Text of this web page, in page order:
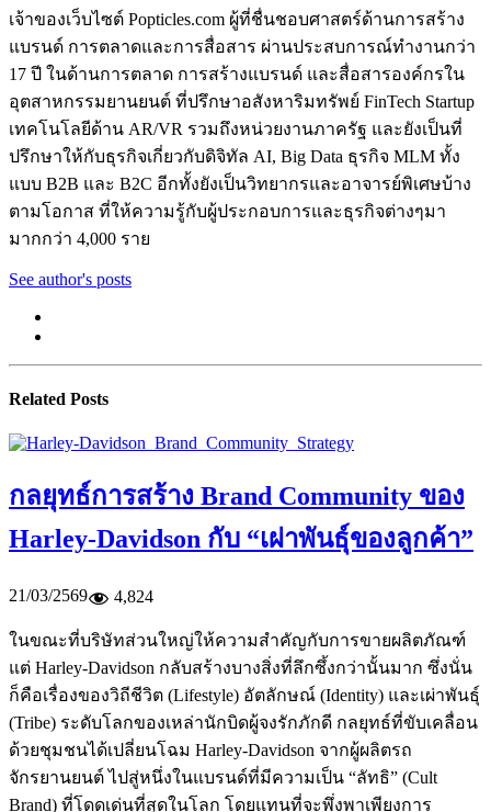
เจ้าของเว็บไซต์ Popticles.com ผู้ที่ชื่นชอบศาสตร์ด้านการสร้าง
แบรนด์ การตลาดและการสื่อสาร ผ่านประสบการณ์ทำงานกว่า
17 ปี ในด้านการตลาด การสร้างแบรนด์ และสื่อสารองค์กรใน
อุตสาหกรรมยานยนต์ ที่ปรึกษาอสังหาริมทรัพย์ FinTech Startup
เทคโนโลยีด้าน AR/VR รวมถึงหน่วยงานภาครัฐ และยังเป็นที่
ปรึกษาให้กับธุรกิจเกี่ยวกับดิจิทัล AI, Big Data ธุรกิจ MLM ทั้ง
แบบ B2B และ B2C อีกทั้งยังเป็นวิทยากรและอาจารย์พิเศษบ้าง
ตามโอกาส ที่ให้ความรู้กับผู้ประกอบการและธุรกิจต่างๆมา
มากกว่า 4,000 ราย
See author's posts
Related Posts
กลยุทธ์การสร้าง Brand Community ของ
Harley-Davidson กับ “เผ่าพันธุ์ของลูกค้า”
21/03/2569 4,824
ในขณะที่บริษัทส่วนใหญ่ให้ความสำคัญกับการขายผลิตภัณฑ์
แต่ Harley-Davidson กลับสร้างบางสิ่งที่ลึกซึ้งกว่านั้นมาก ซึ่งนั่น
ก็คือเรื่องของวิถีชีวิต (Lifestyle) อัตลักษณ์ (Identity) และเผ่าพันธุ์
(Tribe) ระดับโลกของเหล่านักบิดผู้จงรักภักดี กลยุทธ์ที่ขับเคลื่อน
ด้วยชุมชนได้เปลี่ยนโฉม Harley-Davidson จากผู้ผลิตรถ
จักรยานยนต์ ไปสู่หนึ่งในแบรนด์ที่มีความเป็น “ลัทธิ” (Cult
Brand) ที่โดดเด่นที่สุดในโลก โดยแทนที่จะพึ่งพาเพียงการ